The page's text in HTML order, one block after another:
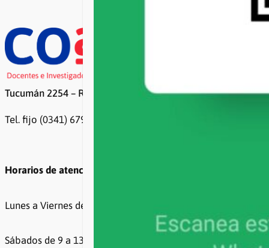
Tucumán 2254 – Rosario
Tel. fijo (0341) 6799500 / 6799499
Horarios de atención
Lunes a Viernes de 8 a 20hs
Sábados de 9 a 13hs